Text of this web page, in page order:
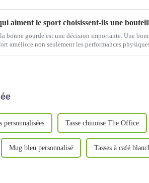
aiment le sport choisissent-ils une
bonne gourde est une décision importante. Une
améliore non seulement les performances
personnalisées Tasse chinoise The Office
Mug bleu personnalisé Tasses à café